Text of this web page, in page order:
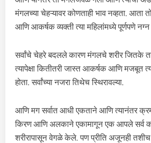
मंगलच्या चेहऱ्यावर कोणताही भाव नव्हता. आता
आणि आकर्षक व्यक्ती त्या महिलांमध्ये पूर्णपणे नग्न
सर्वांचे चेहरे बदलले कारण मंगलचे शरीर जितके
त्यापेक्षा कितीतरी जास्त आकर्षक आणि मजबूत
होता. सर्वांच्या नजरा तिथेच स्थिरावल्या.
आणि मग सर्वात आधी एकताने आणि त्यानंतर
किरण आणि अलकाने एकामागून एक आपले सर्व
शरीरापासून वेगळे केले. पण प्रीति अजूनही तशीच